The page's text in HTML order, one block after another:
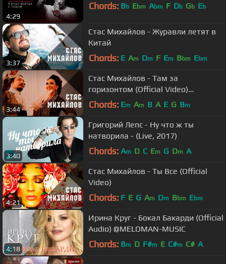
4:29
Chords: Bb Ebm Abm F Db Gb Eb
3:37
Стас Михайлов - Журавли летят в
Китай
Chords: E Am Dm F Em Bbm Ebm
3:44
Стас Михайлов - Там за
горизонтом (Official Video)
@StasMihailov
Chords: Em Am B A E G Bm
3:40
Григорий Лепс - Ну что ж ты
натворила - (Live, 2017)
Chords: Am D C Em G Dm A
4:21
Стас Михайлов - Ты Все (Official
Video)
Chords: F E G Am Dm Bbm Ebm
4:18
Ирина Круг - Бокал Бакарди (Official
Audio) @MELOMAN-MUSIC
Chords: Bm D F#m E C#m C# A